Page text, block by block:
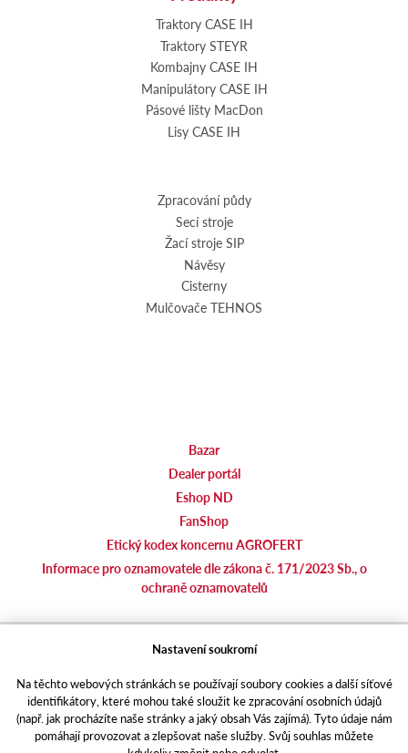
Traktory CASE IH
Traktory STEYR
Kombajny CASE IH
Manipulátory CASE IH
Pásové lišty MacDon
Lisy CASE IH
Zpracování půdy
Secí stroje
Žací stroje SIP
Návěsy
Cisterny
Mulčovače TEHNOS
Bazar
Dealer portál
Eshop ND
FanShop
Etický kodex koncernu AGROFERT
Informace pro oznamovatele dle zákona č. 171/2023 Sb., o
ochraně oznamovatelů
agrotec.cz
portal.caseklub.cz
shop.agrics.cz
traktorbazar.cz
Nastavení soukromí
Na těchto webových stránkách se používají soubory cookies a další síťové
identifikátory, které mohou také sloužit ke zpracování osobních údajů
(např. jak procházíte naše stránky a jaký obsah Vás zajímá). Tyto údaje nám
pomáhají provozovat a zlepšovat naše služby. Svůj souhlas můžete